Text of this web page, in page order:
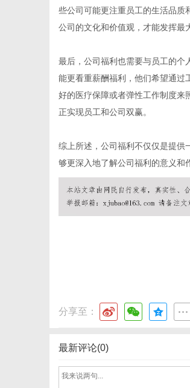
些公司可能更注重员工的生活品质
公司的文化和价值观，才能发挥最
最后，公司福利也需要与员工的个
能更看重薪酬福利，他们希望通过
好的医疗保障或者弹性工作制度来
正实现员工和公司双赢。
综上所述，公司福利不仅仅是提供
够更深入地了解公司福利的意义和
分享至：
最新评论(0)